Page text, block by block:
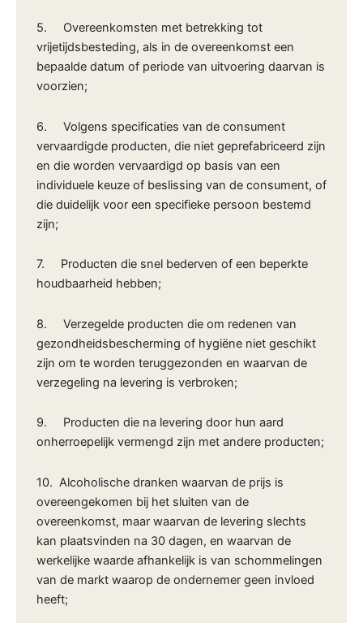
5. Overeenkomsten met betrekking tot
vrijetijdsbesteding, als in de overeenkomst een
bepaalde datum of periode van uitvoering daarvan is
voorzien;
6. Volgens specificaties van de consument
vervaardigde producten, die niet geprefabriceerd zijn
en die worden vervaardigd op basis van een
individuele keuze of beslissing van de consument, of
die duidelijk voor een specifieke persoon bestemd
zijn;
7. Producten die snel bederven of een beperkte
houdbaarheid hebben;
8. Verzegelde producten die om redenen van
gezondheidsbescherming of hygiëne niet geschikt
zijn om te worden teruggezonden en waarvan de
verzegeling na levering is verbroken;
9. Producten die na levering door hun aard
onherroepelijk vermengd zijn met andere producten;
10. Alcoholische dranken waarvan de prijs is
overeengekomen bij het sluiten van de
overeenkomst, maar waarvan de levering slechts
kan plaatsvinden na 30 dagen, en waarvan de
werkelijke waarde afhankelijk is van schommelingen
van de markt waarop de ondernemer geen invloed
heeft;